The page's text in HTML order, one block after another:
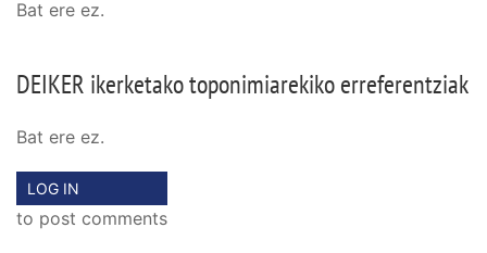
Bat ere ez.
DEIKER ikerketako toponimiarekiko erreferentziak
Bat ere ez.
LOG IN
to post comments